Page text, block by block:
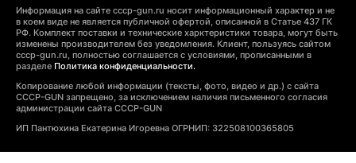
Информация на сайте cccp-gun.ru носит информационный характер и не
в коем виде не является публичной офертой, описанной в Статье 437 ГК
РФ. Комплект поставки и технические харктеристики товара, могут быть
изменены производителем без уведомления. Клиент, пользуясь сайтом
cccp-gun.ru, полностью соглашается с условиями, прописанными в
разделе Политика конфиденциальности.
Копирование любой информации (тексты, фото, видео и др.) с сайта
CCCP-GUN запрещено, за исключением наличия письменного согласия
администрации сайта CCCP-GUN
ИП Пантюхина Екатерина Игоревна ОГРНИП: 322508100365805